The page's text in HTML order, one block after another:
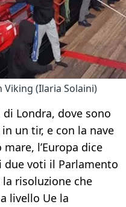
Viking (Ilaria Solaini)
Londra, dove sono
un tir, e con la nave
l’Europa dice
due voti il Parlamento
risoluzione che
livello Ue la